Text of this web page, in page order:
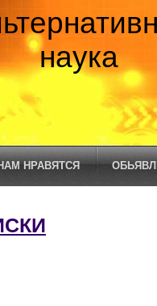
наука
НРАВЯТСЯ